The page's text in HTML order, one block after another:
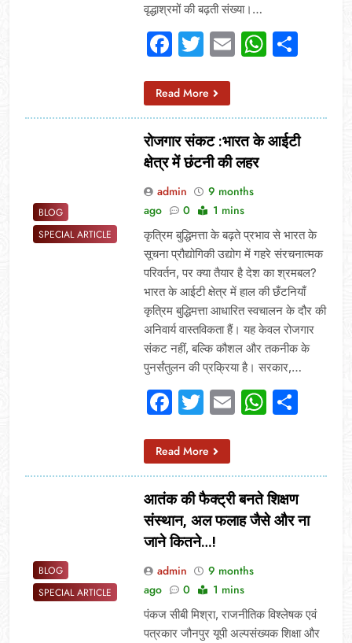
वृद्धाश्रमों की बढ़ती संख्या।…
Facebook
Twitter
Email
Read More
BLOG
SPECIAL ARTICLE
रोजगार संकट :भारत के आईटी
क्षेत्र में छंटनी की लहर
admin
9 months
ago
0 1 mins
कृत्रिम बुद्धिमत्ता के बढ़ते प्रभाव से भारत के
सूचना प्रौद्योगिकी उद्योग में गहरे संरचनात्मक
परिवर्तन, पर क्या तैयार है देश का श्रमबल?
भारत के आईटी क्षेत्र में हाल की छँटनियाँ
कृत्रिम बुद्धिमत्ता आधारित स्वचालन के दौर की
अनिवार्य वास्तविकता हैं। यह केवल रोजगार
संकट नहीं, बल्कि कौशल और तकनीक के
पुनर्संतुलन की प्रक्रिया है। सरकार,…
Facebook
Twitter
Email
Read More
BLOG
SPECIAL ARTICLE
आतंक की फैक्ट्री बनते शिक्षण
संस्थान, अल फलाह जैसे और ना
जाने कितने…!
admin
9 months
ago
0 1 mins
पंकज सीबी मिश्रा, राजनीतिक विश्लेषक एवं
पत्रकार जौनपुर यूपी अल्पसंख्यक शिक्षा और